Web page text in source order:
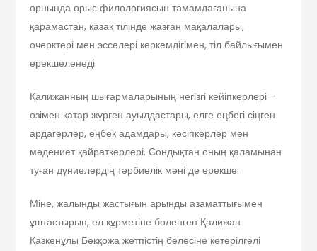
орнында орыс филологиясын тәмамдағанына
қарамастан, қазақ тілінде жазған мақалалары,
очерктері мен эсселері көркемдігімен, тіл байлығымен
ерекшеленеді.
Қалижанның шығармаларының негізгі кейіпкерлері –
өзімен қатар жүрген ауылдастары, елге еңбегі сіңген
ардагерлер, еңбек адамдары, кәсіпкерлер мен
мәдениет қайраткерлері. Сондықтан оның қаламынан
туған дүниелердің тәрбиелік мәні де ерекше.
Міне, жалынды жастығын арынды азаматтығымен
ұштастырып, ел құрметіне бөленген Қалижан
Қазкенұлы Бекқожа жетпістің белесіне көтерілгелі